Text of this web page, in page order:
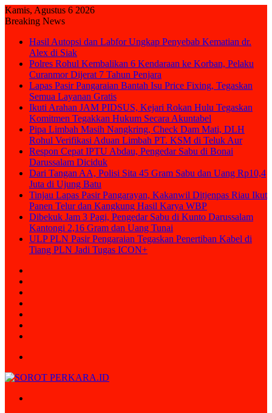
Kamis, Agustus 6 2026
Breaking News
Hasil Autopsi dan Labfor Ungkap Penyebab Kematian dr.
Alex di Siak
Polres Rohul Kembalikan 6 Kendaraan ke Korban, Pelaku
Curanmor Dijerat 7 Tahun Penjara
Lapas Pasir Pangaraian Bantah Isu Price Fixing, Tegaskan
Semua Layanan Gratis
Ikuti Arahan JAM PIDSUS, Kejari Rokan Hulu Tegaskan
Komitmen Tegakkan Hukum Secara Akuntabel
Pipa Limbah Masih Nangkring, Check Dam Mati, DLH
Rohul Verifikasi Aduan Limbah PT. KSM di Teluk Aur
Respon Cepat IPTU Abdau, Pengedar Sabu di Bonai
Darussalam Diciduk
Dari Tangan AA, Polisi Sita 45 Gram Sabu dan Uang Rp10,4
Juta di Ujung Batu
Tinjau Lapas Pasir Pangarayan, Kakanwil Ditjenpas Riau Ikut
Panen Telur dan Kangkung Hasil Karya WBP
Dibekuk Jam 3 Pagi, Pengedar Sabu di Kunto Darussalam
Kantongi 2,16 Gram dan Uang Tunai
ULP PLN Pasir Pengaraian Tegaskan Penertiban Kabel di
Tiang PLN Jadi Tugas ICON+